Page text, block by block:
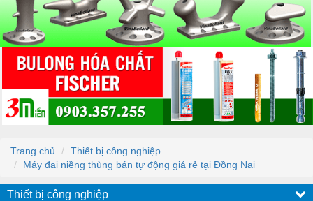
Trang chủ
Thiết bị công nghiệp
Máy đai niềng thùng bán tự động giá rẻ tại Đồng Nai
Thiết bị công nghiệp